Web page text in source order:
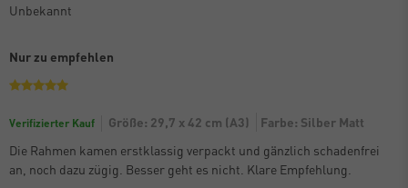
Unbekannt
Nur zu empfehlen
Verifizierter Kauf Größe: 29,7 x 42 cm (A3)
Farbe: Silber Matt
Die Rahmen kamen erstklassig verpackt und gänzlich schadenfrei
an, noch dazu zügig. Besser geht es nicht. Klare Empfehlung.